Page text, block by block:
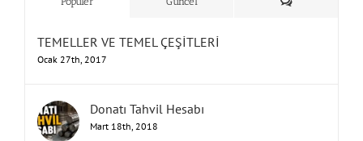
TEMELLER VE TEMEL ÇEŞİTLERİ
Ocak 27th, 2017
Donatı Tahvil Hesabı
Mart 18th, 2018